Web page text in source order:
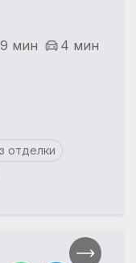
9 мин
4 мин
отделки